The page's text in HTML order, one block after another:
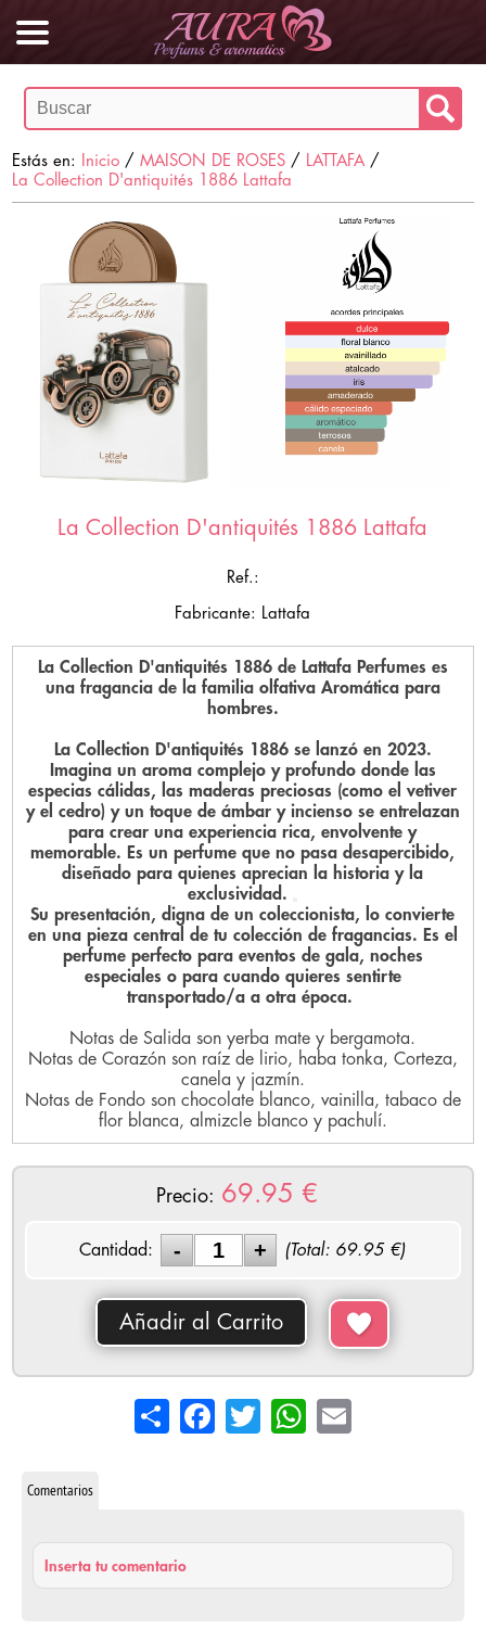
Estás en: Inicio /MAISON DE ROSES / LATTAFA/
La Collection D'antiquités 1886 Lattafa
La Collection D'antiquités 1886 Lattafa
Ref.:
Fabricante: Lattafa
La Collection D'antiquités 1886 de Lattafa Perfumes es
una fragancia de la familia olfativa Aromática para
hombres.
La Collection D'antiquités 1886 se lanzó en 2023.
Imagina un aroma complejo y profundo donde las
especias cálidas, las maderas preciosas (como el vetiver
y el cedro) y un toque de ámbar y incienso se entrelazan
para crear una experiencia rica, envolvente y
memorable. Es un perfume que no pasa desapercibido,
diseñado para quienes aprecian la historia y la
exclusividad.
Su presentación, digna de un coleccionista, lo convierte
en una pieza central de tu colección de fragancias. Es el
perfume perfecto para eventos de gala, noches
especiales o para cuando quieres sentirte
transportado/a a otra época.
Notas de Salida son yerba mate y bergamota.
Notas de Corazón son raíz de lirio, haba tonka, Corteza,
canela y jazmín.
Notas de Fondo son chocolate blanco, vainilla, tabaco de
flor blanca, almizcle blanco y pachulí.
Precio: 69.95 €
Cantidad: (Total: 69.95 €)
Añadir al Carrito
Share FacebookTwitterWhatsApp
Email
Comentarios
Inserta tu comentario